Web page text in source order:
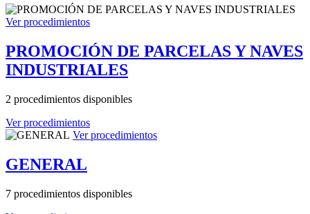
Ver procedimientos
PROMOCIÓN DE PARCELAS Y NAVES
INDUSTRIALES
2 procedimientos disponibles
Ver procedimientos
Ver procedimientos
GENERAL
7 procedimientos disponibles